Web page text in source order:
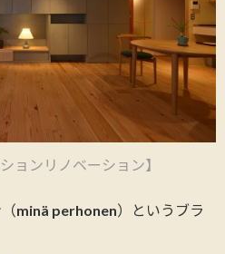
ョンリノベーション】
minä perhonen）というブラ